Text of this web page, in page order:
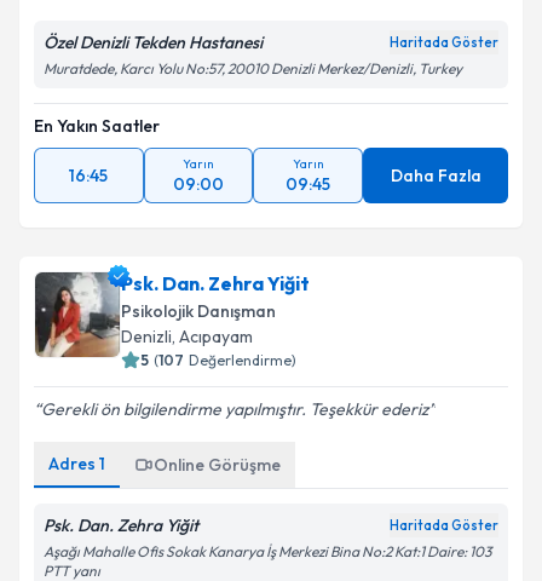
Özel Denizli Tekden Hastanesi Haritada Göster
Muratdede, Karcı Yolu No:57, 20010 Denizli Merkez/Denizli, Turkey
En Yakın Saatler
16:45
Yarın
09:00
Yarın
09:45 Daha Fazla
Psk. Dan. Zehra Yiğit
Psikolojik Danışman
Denizli, Acıpayam
5 (107 Değerlendirme)
Gerekli ön bilgilendirme yapılmıştır. Teşekkür ederiz
Adres 1 Online Görüşme
Psk. Dan. Zehra Yiğit Haritada Göster
Aşağı Mahalle Ofis Sokak Kanarya İş Merkezi Bina No:2 Kat:1 Daire: 103
PTT yanı